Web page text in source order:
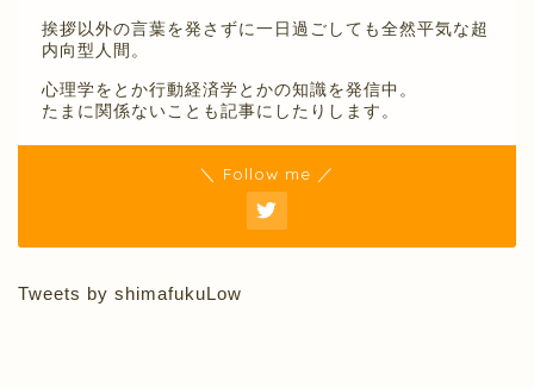
挨拶以外の言葉を発さずに一日過ごしても全然平気な超
内向型人間。
心理学をとか行動経済学とかの知識を発信中。
たまに関係ないことも記事にしたりします。
＼ Follow me ／
Tweets by shimafukuLow